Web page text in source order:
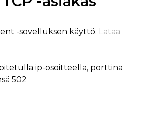
-sovelluksen käyttö. Lataa
ip-osoitteella, porttina
502